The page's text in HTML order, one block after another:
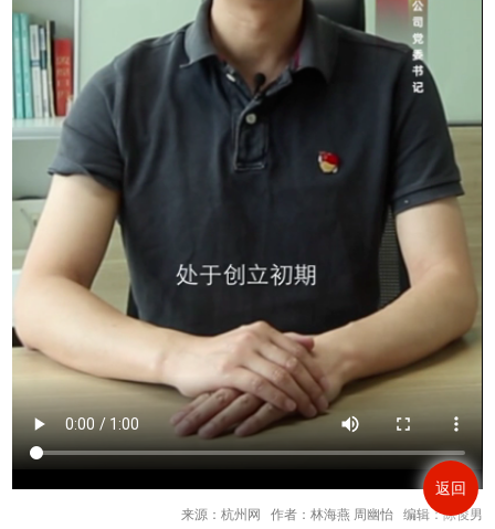
返回
来源：杭州网 作者：林海燕 周幽怡 编辑：陈俊男